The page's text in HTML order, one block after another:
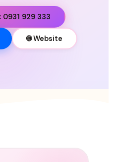
💐
0931 929 333
🌐 Website